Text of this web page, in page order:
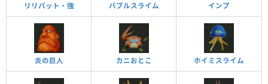
リリパット・強 バブルスライム インプ
炎の巨人 カニおとこ ホイミスライム